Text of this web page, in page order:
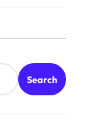
Search